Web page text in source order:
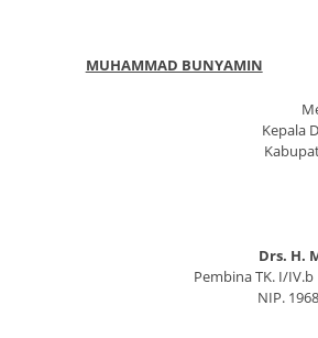
MUHAMMAD BUNYAMIN
Kepala
Drs. H.
Pembina TK. I/IV.b
NIP.